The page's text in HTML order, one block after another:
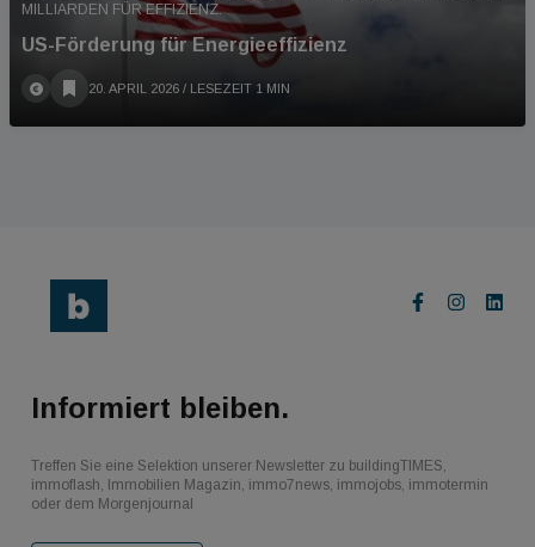
MILLIARDEN FÜR EFFIZIENZ.
US-Förderung für Energieeffizienz
20. APRIL 2026 / LESEZEIT 1 MIN
Informiert bleiben.
Treffen Sie eine Selektion unserer Newsletter zu buildingTIMES,
immoflash, Immobilien Magazin, immo7news, immojobs, immotermin
oder dem Morgenjournal